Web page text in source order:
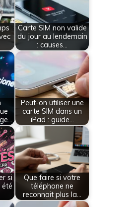
Carte SIM non valide
du jour au lendemain
: causes…
Peut-on utiliser une
carte SIM dans un
iPad : guide…
si
été
Que faire si votre
téléphone ne
reconnait plus la…